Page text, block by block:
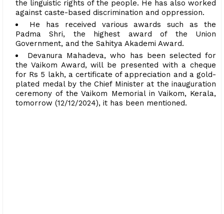
the linguistic rights of the people. He has also worked
against caste-based discrimination and oppression.
He has received various awards such as the
Padma Shri, the highest award of the Union
Government, and the Sahitya Akademi Award.
Devanura Mahadeva, who has been selected for
the Vaikom Award, will be presented with a cheque
for Rs 5 lakh, a certificate of appreciation and a gold-
plated medal by the Chief Minister at the inauguration
ceremony of the Vaikom Memorial in Vaikom, Kerala,
tomorrow (12/12/2024), it has been mentioned.